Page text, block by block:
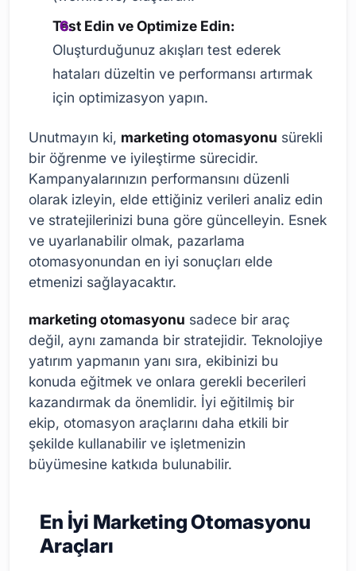
Test Edin ve Optimize Edin:
Oluşturduğunuz akışları test ederek
hataları düzeltin ve performansı artırmak
için optimizasyon yapın.
Unutmayın ki, marketing otomasyonu sürekli
bir öğrenme ve iyileştirme sürecidir.
Kampanyalarınızın performansını düzenli
olarak izleyin, elde ettiğiniz verileri analiz edin
ve stratejilerinizi buna göre güncelleyin. Esnek
ve uyarlanabilir olmak, pazarlama
otomasyonundan en iyi sonuçları elde
etmenizi sağlayacaktır.
marketing otomasyonu sadece bir araç
değil, aynı zamanda bir stratejidir. Teknolojiye
yatırım yapmanın yanı sıra, ekibinizi bu
konuda eğitmek ve onlara gerekli becerileri
kazandırmak da önemlidir. İyi eğitilmiş bir
ekip, otomasyon araçlarını daha etkili bir
şekilde kullanabilir ve işletmenizin
büyümesine katkıda bulunabilir.
En İyi Marketing Otomasyonu
Araçları